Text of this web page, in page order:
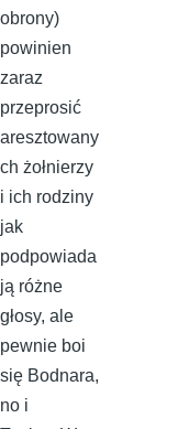
obrony)
powinien
zaraz
przeprosić
aresztowany
ch żołnierzy
i ich rodziny
jak
podpowiada
ją różne
głosy, ale
pewnie boi
się Bodnara,
no i